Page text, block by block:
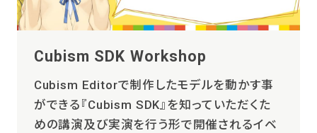
Cubism SDK Workshop
Cubism Editorで制作したモデルを動かす事
ができる『Cubism SDK』を知っていただくた
めの講演及び実演を行う形で開催されるイベ